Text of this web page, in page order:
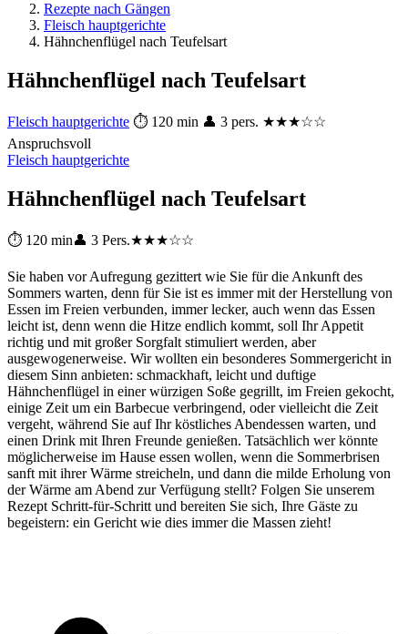
Rezepte nach Gängen
Fleisch hauptgerichte
Hähnchenflügel nach Teufelsart
Hähnchenflügel nach Teufelsart
Fleisch hauptgerichte ⏱ 120 min 👤 3 pers. ★★★☆☆
Anspruchsvoll
Fleisch hauptgerichte
Hähnchenflügel nach Teufelsart
⏱ 120 min👤 3 Pers.★★★☆☆
Sie haben vor Aufregung gezittert wie Sie für die Ankunft des
Sommers warten, denn für Sie ist es immer mit der Herstellung von
Essen im Freien verbunden, immer lecker, auch wenn das Essen
leicht ist, denn wenn die Hitze endlich kommt, soll Ihr Appetit
richtig und mit großer Sorgfalt stimuliert werden, aber
ausgewogenerweise. Wir wollten ein besonderes Sommergericht in
diesem Sinn anbieten: schmackhaft, leicht und duftige
Hähnchenflügel in einer würzigen Soße gegrillt, im Freien gekocht,
einige Zeit um ein Barbecue verbringend, oder vielleicht die Zeit
vergeht, während Sie auf Ihr köstliches Abendessen warten, und
einen Drink mit Ihren Freunde genießen. Tatsächlich wer könnte
möglicherweise im Hause essen wollen, wenn die Sommerbrisen
sanft mit ihrer Wärme streicheln, und dann die milde Erholung von
der Wärme am Abend zur Verfügung stellt? Folgen Sie unserem
Rezept Schritt-für-Schritt und bereiten Sie sich, Ihre Gäste zu
begeistern: ein Gericht wie dies immer die Massen zieht!